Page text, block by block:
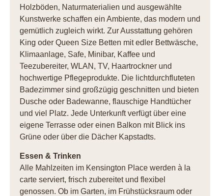
Holzböden, Naturmaterialien und ausgewählte
Kunstwerke schaffen ein Ambiente, das modern und
gemütlich zugleich wirkt. Zur Ausstattung gehören
King oder Queen Size Betten mit edler Bettwäsche,
Klimaanlage, Safe, Minibar, Kaffee und
Teezubereiter, WLAN, TV, Haartrockner und
hochwertige Pflegeprodukte. Die lichtdurchfluteten
Badezimmer sind großzügig geschnitten und bieten
Dusche oder Badewanne, flauschige Handtücher
und viel Platz. Jede Unterkunft verfügt über eine
eigene Terrasse oder einen Balkon mit Blick ins
Grüne oder über die Dächer Kapstadts.
Essen & Trinken
Alle Mahlzeiten im Kensington Place werden à la
carte serviert, frisch zubereitet und flexibel
genossen. Ob im Garten, im Frühstücksraum oder